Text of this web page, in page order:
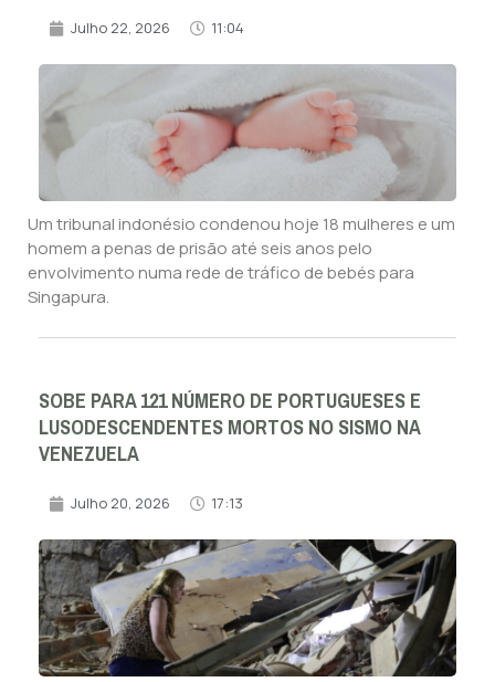
Julho 22, 2026 11:04
Um tribunal indonésio condenou hoje 18 mulheres e um
homem a penas de prisão até seis anos pelo
envolvimento numa rede de tráfico de bebés para
Singapura.
SOBE PARA 121 NÚMERO DE PORTUGUESES E
LUSODESCENDENTES MORTOS NO SISMO NA
VENEZUELA
Julho 20, 2026 17:13